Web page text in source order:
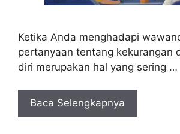
Ketika Anda menghadapi
pertanyaan tentang kekurangan
diri merupakan hal yang sering …
Baca Selengkapnya